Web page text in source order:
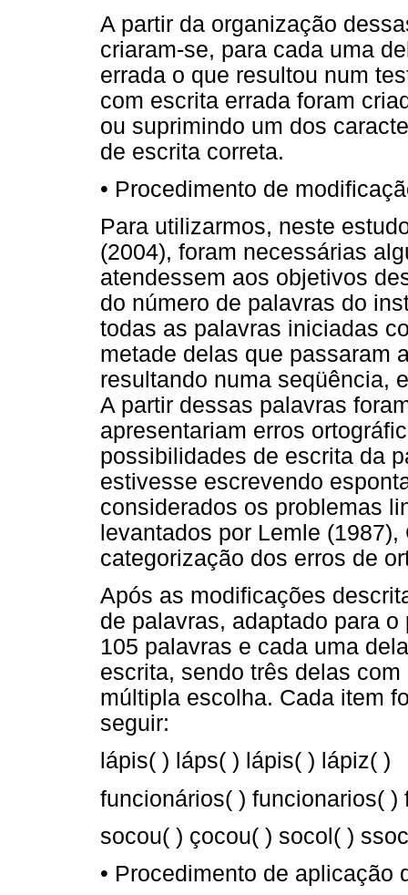
A partir da organização
criaram-se, para cada uma
errada o que resultou num
com escrita errada foram
ou suprimindo um dos
de escrita correta.
• Procedimento de
Para utilizarmos, neste
(2004), foram necessárias
atendessem aos objetivos
do número de palavras do
todas as palavras iniciadas
metade delas que passaram
resultando numa seqüência,
A partir dessas palavras
apresentariam erros
possibilidades de escrita da
estivesse escrevendo
considerados os problemas
levantados por Lemle
categorização dos erros de
Após as modificações
de palavras, adaptado para
105 palavras e cada uma
escrita, sendo três delas
múltipla escolha. Cada item
seguir:
lápis( ) láps( ) lápis( ) lápiz( )
funcionários( ) funcionarios(
socou( ) çocou( ) socol( )
• Procedimento de aplicação